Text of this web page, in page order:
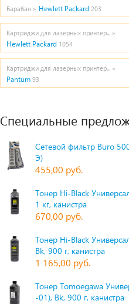
Барабан » Hewlett Packard 203
Картриджи для лазерных принтер... »
Hewlett Packard 1054
Картриджи для лазерных принтер... »
Pantum 93
Специальные
Сетевой фильтр Buro
Э)
455,00 руб.
Тонер Hi-Black
1 кг, канистра
670,00 руб.
Тонер Hi-Black
Bk, 900 г, канистра
1 165,00 руб.
Тонер Tomoegawa
-01), Bk, 900 г, канистра